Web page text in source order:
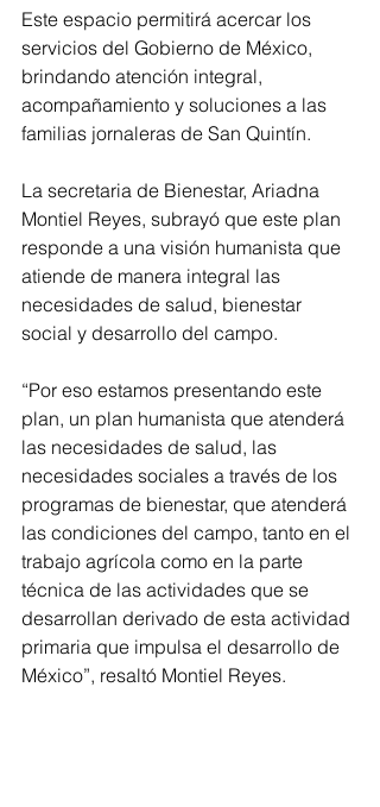
Este espacio permitirá acercar los
servicios del Gobierno de México,
brindando atención integral,
acompañamiento y soluciones a las
familias jornaleras de San Quintín.
La secretaria de Bienestar, Ariadna
Montiel Reyes, subrayó que este plan
responde a una visión humanista que
atiende de manera integral las
necesidades de salud, bienestar
social y desarrollo del campo.
“Por eso estamos presentando este
plan, un plan humanista que atenderá
las necesidades de salud, las
necesidades sociales a través de los
programas de bienestar, que atenderá
las condiciones del campo, tanto en el
trabajo agrícola como en la parte
técnica de las actividades que se
desarrollan derivado de esta actividad
primaria que impulsa el desarrollo de
México”, resaltó Montiel Reyes.